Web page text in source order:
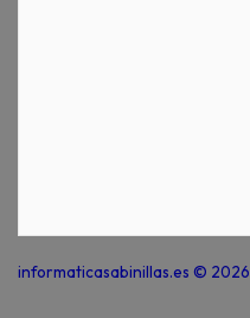
informaticasabinillas.es © 2026